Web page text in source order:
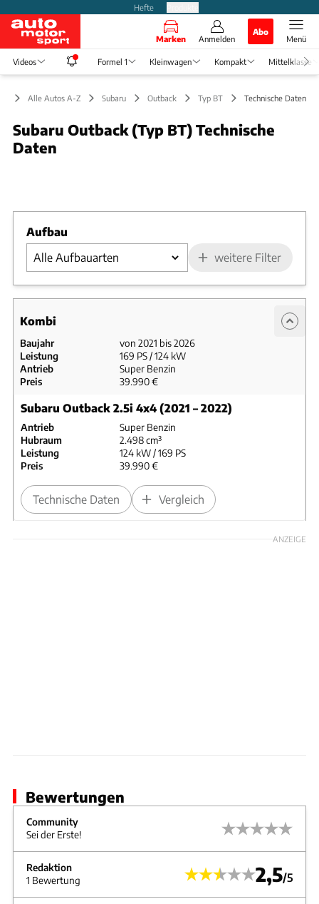
Hefte
Marken Anmelden
Abo
Menü
Videos Formel 1 Kleinwagen Kompakt Mittelklasse
Alle Autos A-Z Subaru Outback Typ BT Technische Daten
Subaru Outback (Typ BT) Technische
Daten
Aufbau
weitere Filter
Kombi
Baujahr
von 2021 bis 2026
Leistung
169 PS / 124 kW
Antrieb
Super Benzin
Preis
39.990 €
Subaru Outback 2.5i 4x4 (2021 – 2022)
Antrieb
Super Benzin
Hubraum
2.498 cm³
Leistung
124 kW / 169 PS
Preis
39.990 €
Technische Daten Vergleich
ANZEIGE
Bewertungen
Community
Sei der Erste!
Redaktion
1 Bewertung
2,5/5